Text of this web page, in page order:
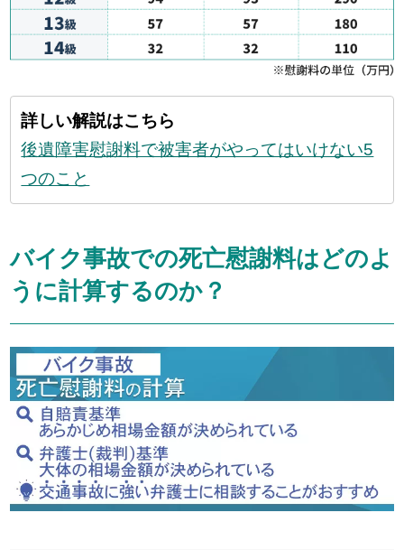
詳しい解説はこちら
後遺障害慰謝料で被害者がやってはいけない5
つのこと
バイク事故での死亡慰謝料はどのよ
うに計算するのか？